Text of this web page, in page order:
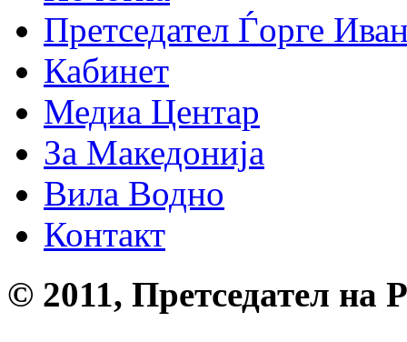
Претседател Ѓорге
Кабинет
Медиа Центар
За Македонија
Вила Водно
Контакт
© 2011, Претседател на